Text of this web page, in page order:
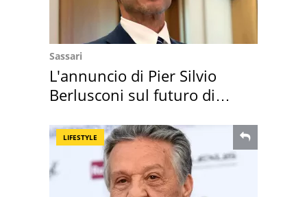
Sassari
L'annuncio di Pier Silvio
Berlusconi sul futuro di
LIFESTYLE